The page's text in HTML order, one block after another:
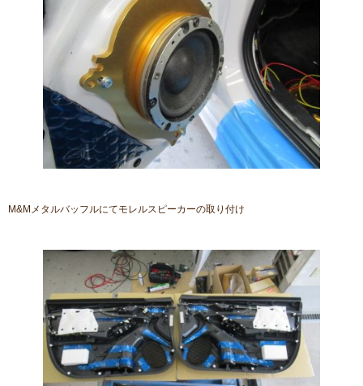
M&Mメタルバッフルにてモレルスピーカーの取り付け